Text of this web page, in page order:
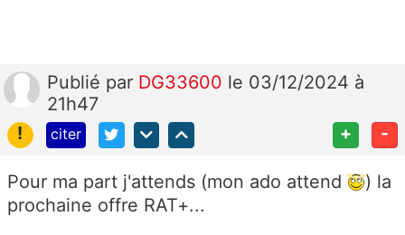
Publié par DG33600 le 03/12/2024 à
21h47
!
citer + -
Pour ma part j'attends (mon ado attend
) la
prochaine offre RAT+...